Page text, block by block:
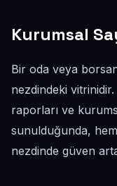
Kurumsal
Bir oda veya
nezdindeki
raporları ve
sunulduğunda,
nezdinde güven